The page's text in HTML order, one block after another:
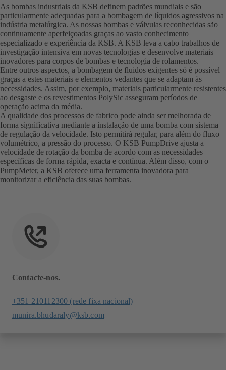
As bombas industriais da KSB definem padrões mundiais e são
particularmente adequadas para a bombagem de líquidos agressivos na
indústria metalúrgica. As nossas bombas e válvulas reconhecidas são
continuamente aperfeiçoadas graças ao vasto conhecimento
especializado e experiência da KSB. A KSB leva a cabo trabalhos de
investigação intensiva em novas tecnologias e desenvolve materiais
inovadores para corpos de bombas e tecnologia de rolamentos.
Entre outros aspectos, a bombagem de fluidos exigentes só é possível
graças a estes materiais e elementos vedantes que se adaptam às
necessidades. Assim, por exemplo, materiais particularmente resistentes
ao desgaste e os revestimentos PolySic asseguram períodos de
operação acima da média.
A qualidade dos processos de fabrico pode ainda ser melhorada de
forma significativa mediante a instalação de uma bomba com sistema
de regulação da velocidade. Isto permitirá regular, para além do fluxo
volumétrico, a pressão do processo. O KSB PumpDrive ajusta a
velocidade de rotação da bomba de acordo com as necessidades
específicas de forma rápida, exacta e contínua. Além disso, com o
PumpMeter, a KSB oferece uma ferramenta inovadora para
monitorizar a eficiência das suas bombas.
Contacte-nos.
+351 210112300 (rede fixa nacional)
munira.bhudaraly@ksb.com